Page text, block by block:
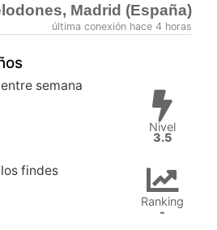
Madrid (España)
última conexión hace 4 horas
semana
findes
Nivel
3.5
Ranking
-